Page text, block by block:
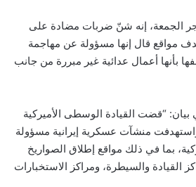
الجمعة، إنه ⁠شنّ ضربات مضادة على
مواقع قال إنها مسؤولة عن ‌مهاجمة
بأنها ‌أعمال ‌عدائية غير مبررة من جانب
بيان: “قضت القيادة الوسطى الأميركية
منشآت عسكرية إيرانية مسؤولة
بما في ⁠ذلك مواقع إطلاق الصواريخ
القيادة والسيطرة، ⁠ومراكز الاستخبارات